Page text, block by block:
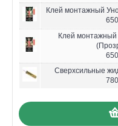
Клей монтажный
Клей
Сверхсильные